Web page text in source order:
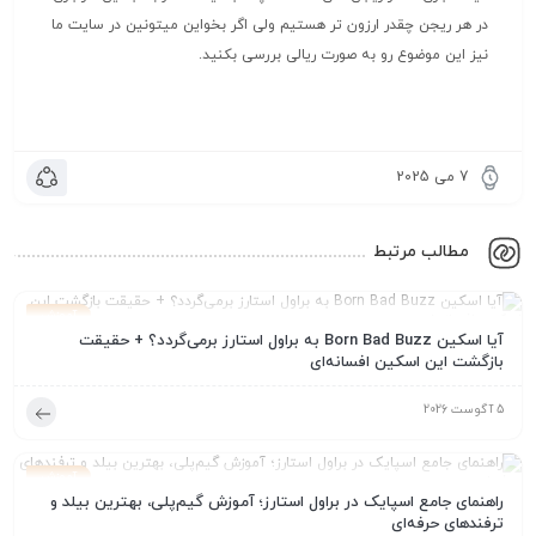
در هر ریجن چقدر ارزون تر هستیم ولی اگر بخواین میتونین در سایت ما
نیز این موضوع رو به صورت ریالی بررسی بکنید.
7 می 2025
مطالب مرتبط
آموزش
آیا اسکین Born Bad Buzz به براول استارز برمی‌گردد؟ + حقیقت
بازگشت این اسکین افسانه‌ای
5 آگوست 2026
آموزش
راهنمای جامع اسپایک در براول استارز؛ آموزش گیم‌پلی، بهترین بیلد و
ترفندهای حرفه‌ای